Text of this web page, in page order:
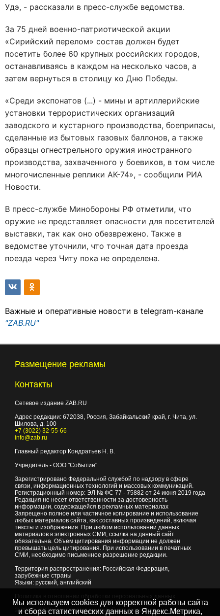
Удэ, - рассказали в пресс-службе ведомства.
За 75 дней военно-патриотической акции
«Сирийский перелом» состав должен будет
посетить более 60 крупных российских городов,
останавливаясь в каждом на несколько часов, а
затем вернуться в столицу ко Дню Победы.
«Среди экспонатов (...) - мины и артиллерийские
установки террористических организаций
заводского и кустарного производства, боеприпасы,
сделанные из бытовых газовых баллонов, а также
образцы огнестрельного оружия иностранного
производства, захваченного у боевиков, в том числе
многочисленные реплики АК-74», - сообщили РИА
Новости.
В пресс-службе Минобороны РФ отметили, что
оружие не представляет опасности для посетителей
выставки, так как оно обезврежено. Также в
ведомстве уточнили, что точная дата проезда
поезда через Читу пока не определена.
Важные и оперативные новости в telegram-канале
"ZAB.RU"
Размещение рекламы
Контакты
Сетевое издание ZAB.RU
Адрес редакции: 672038, Россия, Забайкальский край, г. Чита, ул.
Шилова, д. 100
+7 (3022) 32-55-66
info@zab.ru
Главный редактор Кондратьев Н. В.
Учредитель - ООО "Событие"
Зарегистрировано Федеральной службой по надзору в сфере
связи, информационных технологий и массовых коммуникаций.
Регистрационный номер: ЭЛ № ФС 77 - 75882 от 24 июня 2019 года
Редакция не несет ответственности за достоверность
информации, содержащейся в рекламных материалах
Запрещено полное или частичное копирование и использование
любых материалов сайта, как составных произведений, включая
тексты и изображения. При любом использовании данных
материалов в электронных СМИ, ссылка на данный сайт
обязательна. Объем цитирования информации не должен
превышать цель цитирования. При использовании в печатных
СМИ, необходимо письменное разрешение редакции.
Территория распространения: Российская Федерация,
зарубежные страны
Языки: русский, английский
© 2007 - 2026Портал Читы и Забайкальского края
Мы используем cookies для корректной работы сайта
и сбора статистических данных в Яндекс.Метрика,